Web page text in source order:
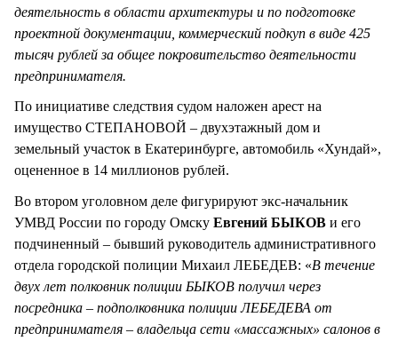
деятельность в области архитектуры и по подготовке
проектной документации, коммерческий подкуп в виде 425
тысяч рублей за общее покровительство деятельности
предпринимателя.
По инициативе следствия судом наложен арест на
имущество СТЕПАНОВОЙ – двухэтажный дом и
земельный участок в Екатеринбурге, автомобиль «Хундай»,
оцененное в 14 миллионов рублей.
Во втором уголовном деле фигурируют экс-начальник
УМВД России по городу Омску Евгений БЫКОВ и его
подчиненный – бывший руководитель административного
отдела городской полиции Михаил ЛЕБЕДЕВ: «В течение
двух лет полковник полиции БЫКОВ получил через
посредника – подполковника полиции ЛЕБЕДЕВА от
предпринимателя – владельца сети «массажных» салонов в